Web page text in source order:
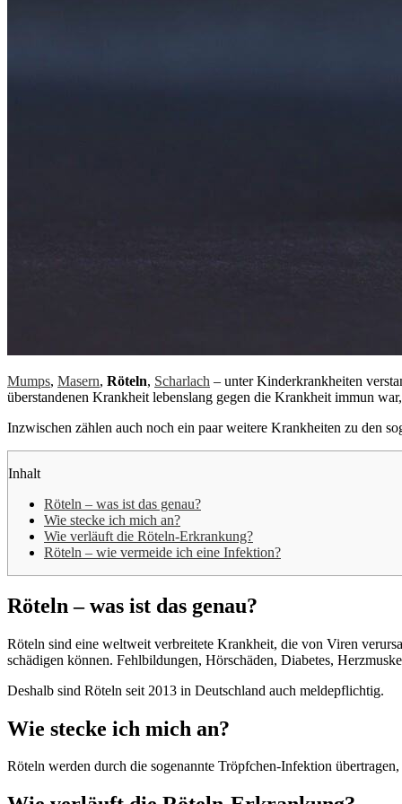
Mumps, Masern, Röteln, Scharlach – unter Kinderkrankheiten
überstandenen Krankheit lebenslang gegen die Krankheit immun
Inzwischen zählen auch noch ein paar weitere Krankheiten zu den
Inhalt
Röteln – was ist das genau?
Wie stecke ich mich an?
Wie verläuft die Röteln-Erkrankung?
Röteln – wie vermeide ich eine Infektion?
Röteln – was ist das genau?
Röteln sind eine weltweit verbreitete Krankheit, die von Viren
schädigen können. Fehlbildungen, Hörschäden, Diabetes,
Deshalb sind Röteln seit 2013 in Deutschland auch meldepflichtig.
Wie stecke ich mich an?
Röteln werden durch die sogenannte Tröpfchen-Infektion